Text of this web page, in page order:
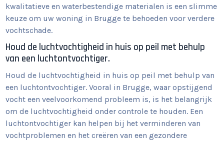
kwalitatieve en waterbestendige materialen is een slimme
keuze om uw woning in Brugge te behoeden voor verdere
vochtschade.
Houd de luchtvochtigheid in huis op peil met behulp
van een luchtontvochtiger.
Houd de luchtvochtigheid in huis op peil met behulp van
een luchtontvochtiger. Vooral in Brugge, waar opstijgend
vocht een veelvoorkomend probleem is, is het belangrijk
om de luchtvochtigheid onder controle te houden. Een
luchtontvochtiger kan helpen bij het verminderen van
vochtproblemen en het creëren van een gezondere